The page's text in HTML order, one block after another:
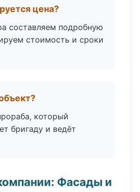
цена?
составляем подробную
стоимость и сроки
который
бригаду и ведёт
Фасады и